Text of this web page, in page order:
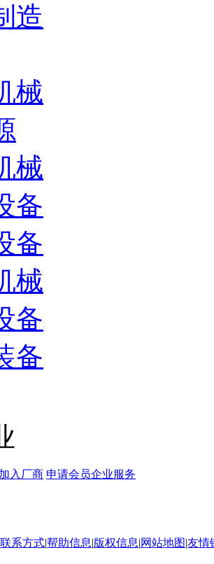
造
械
械
备
备
械
备
备
入厂商 申请会员企业服务
联系方式|帮助信息|版权信息|网站地图|友情